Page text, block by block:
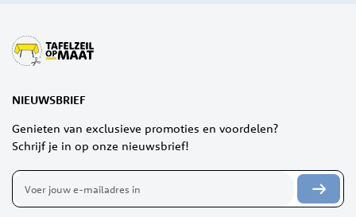
NIEUWSBRIEF
Genieten van exclusieve promoties en voordelen?
Schrijf je in op onze nieuwsbrief!
Abonneer
op